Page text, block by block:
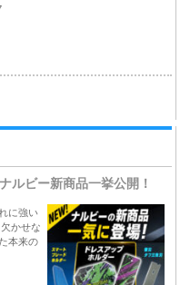
ルビー新商品一挙公開！
に強い
かせな
本来の